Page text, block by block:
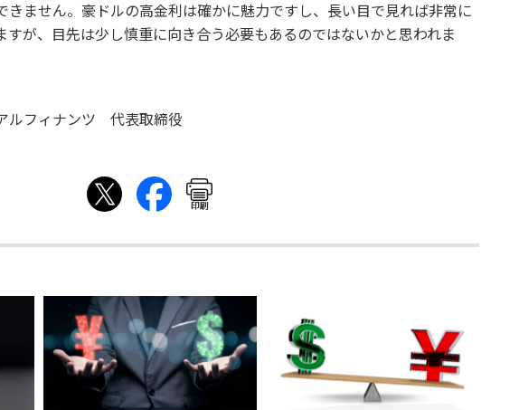
きません。豪ドルの高金利は確かに魅力ですし、長い目で見れば非常に
すが、目先は少し慎重に向き合う必要もあるのではないかと思われま
ルフィナンツ 代表取締役
印刷